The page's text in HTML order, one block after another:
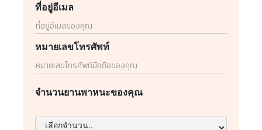
ที่อยู่อีเมล
หมายเลขโทรศัพท์
จำนวนยานพาหนะของคุณ